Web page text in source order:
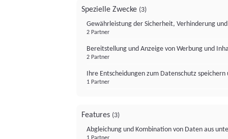
Spezielle Zwecke (3)
Gewährleistung der Sicherheit, Verhinderung
2 Partner
Bereitstellung und Anzeige von Werbung und
2 Partner
Ihre Entscheidungen zum Datenschutz
1 Partner
Features (3)
Abgleichung und Kombination von Daten aus
1 Partner